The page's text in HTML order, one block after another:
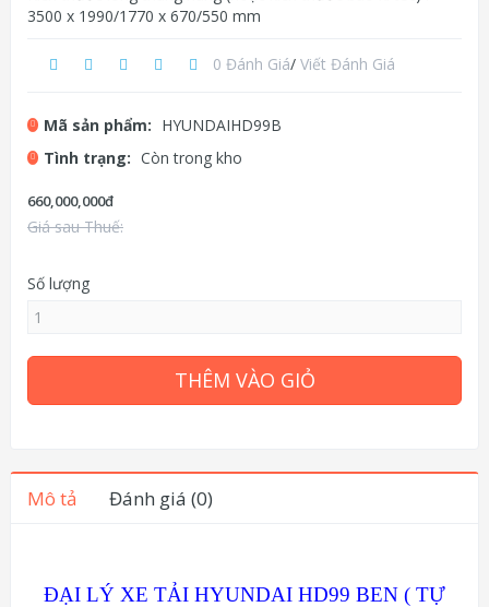
3500 x 1990/1770 x 670/550 mm
0 Đánh Giá/ Viết Đánh Giá
Mã sản phẩm: HYUNDAIHD99B
Tình trạng: Còn trong kho
660,000,000đ
Giá sau Thuế:
Số lượng
THÊM VÀO GIỎ
Mô tả Đánh giá (0)
ĐẠI LÝ XE TẢI HYUNDAI HD99 BEN ( TỰ